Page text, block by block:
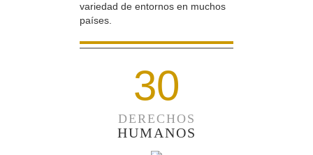
variedad de entornos en muchos
países.
30
DERECHOS
HUMANOS